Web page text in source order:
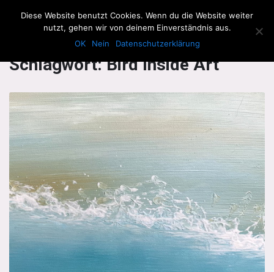
The Howling Men
Schlagwort:Bird Inside Art
Diese Website benutzt Cookies. Wenn du die Website weiter
nutzt, gehen wir von deinem Einverständnis aus.
OK
Nein Datenschutzerklärung